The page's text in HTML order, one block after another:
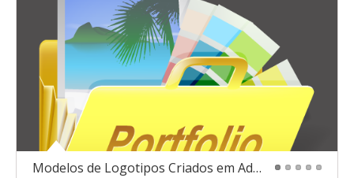
Modelos de Logotipos Criados em Adobe Photoshop